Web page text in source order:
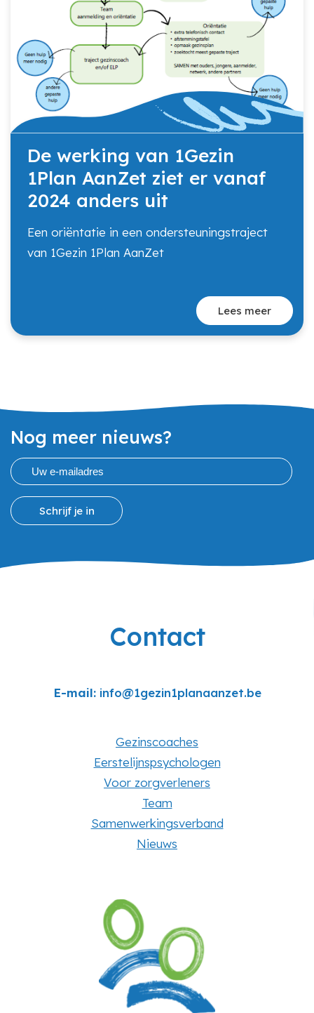
De werking van 1Gezin
1Plan AanZet ziet er vanaf
2024 anders uit
Een oriëntatie in een ondersteuningstraject
van 1Gezin 1Plan AanZet
Lees meer
Nog meer nieuws?
Schrijf je in
Contact
E-mail: info@1gezin1planaanzet.be
Gezinscoaches
Eerstelijnspsychologen
Voor zorgverleners
Team
Samenwerkingsverband
Nieuws